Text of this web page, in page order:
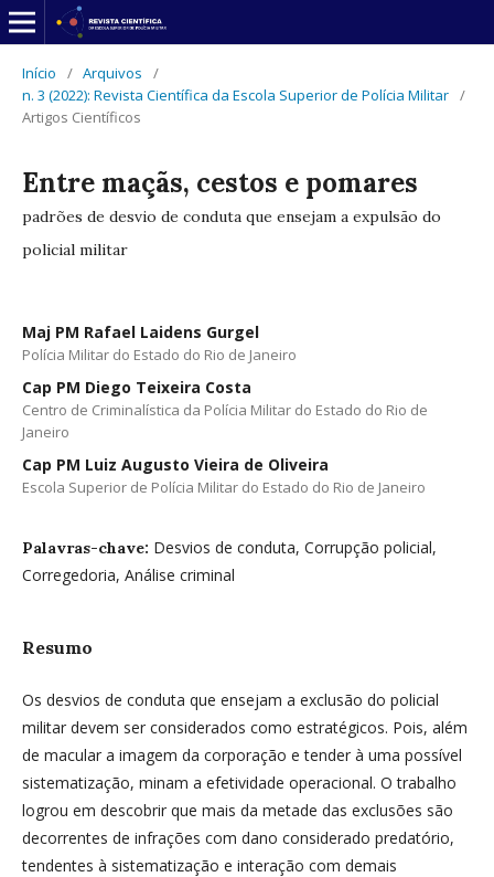
Início / Arquivos
/
n. 3 (2022): Revista Científica da Escola Superior de Polícia Militar /
Artigos Científicos
Entre maçãs, cestos e pomares
padrões de desvio de conduta que ensejam a expulsão do
policial militar
Maj PM Rafael Laidens Gurgel
Polícia Militar do Estado do Rio de Janeiro
Cap PM Diego Teixeira Costa
Centro de Criminalística da Polícia Militar do Estado do Rio de
Janeiro
Cap PM Luiz Augusto Vieira de Oliveira
Escola Superior de Polícia Militar do Estado do Rio de Janeiro
Palavras-chave: Desvios de conduta, Corrupção policial,
Corregedoria, Análise criminal
Resumo
Os desvios de conduta que ensejam a exclusão do policial
militar devem ser considerados como estratégicos. Pois, além
de macular a imagem da corporação e tender à uma possível
sistematização, minam a efetividade operacional. O trabalho
logrou em descobrir que mais da metade das exclusões são
decorrentes de infrações com dano considerado predatório,
tendentes à sistematização e interação com demais